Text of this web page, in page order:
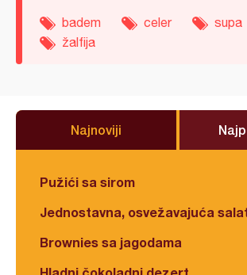
badem celer
supa
žalfija
Najnoviji
Pužići sa sirom
Jednostavna, osvežavajuća
Brownies sa jagodama